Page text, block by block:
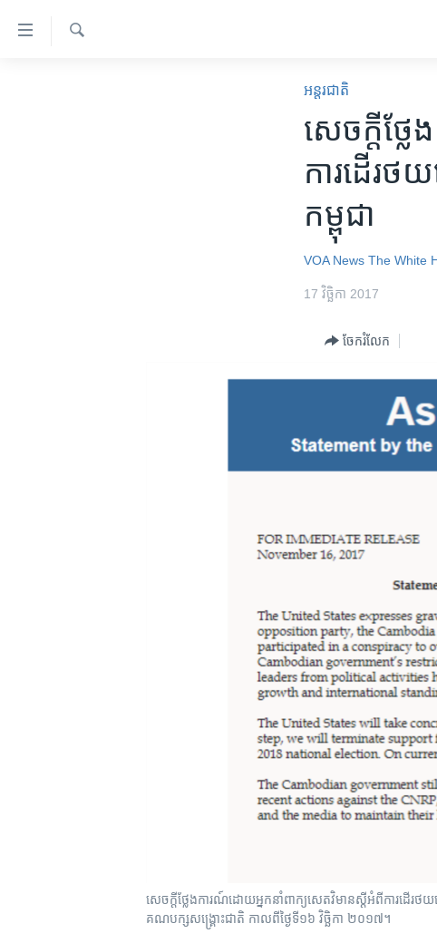
ទៅ​
អន្តរជាតិ
សេចក្តីថ្ល
ការ​ដើរថ
កម្ពុជា
VOA News The White
17 វិច្ឆិកា 2017
ចែករំលែក
សេចក្តីថ្លែងការណ៍​ដោយ​អ្នកនាំពាក្យ​សេតវិមាន​ស្តី​អំពី​ការ​ដើ
គណបក្ស​សង្រ្គោះជាតិ កាលពី​ថ្ងៃទី​១៦​ វិច្ឆិកា ២០១៧។